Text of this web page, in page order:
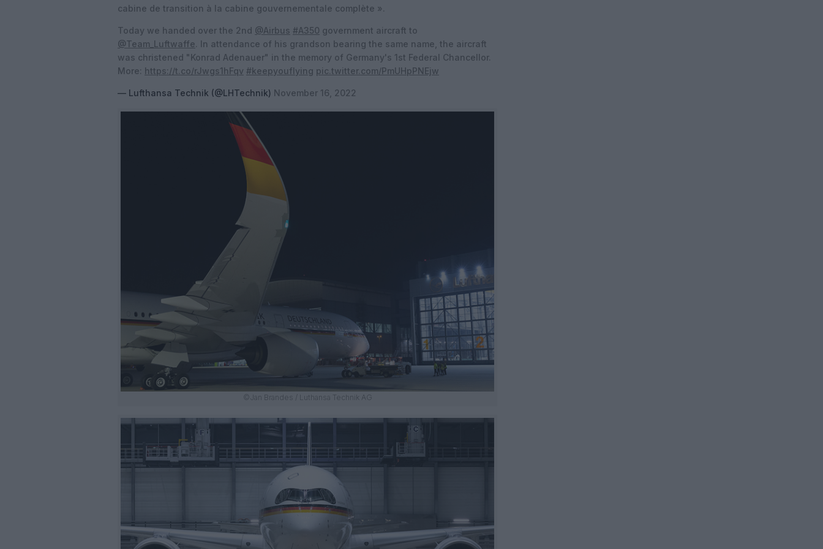
cabine de transition à la cabine gouvernementale complète ».
Today we handed over the 2nd @Airbus #A350 government aircraft to
@Team_Luftwaffe. In attendance of his grandson bearing the same name, the aircraft
was christened "Konrad Adenauer" in the memory of Germany's 1st Federal Chancellor.
More: https://t.co/rJwgs1hFqv #keepyouflying pic.twitter.com/PmUHpPNEjw
— Lufthansa Technik (@LHTechnik) November 16, 2022
©Jan Brandes / Luthansa Technik AG